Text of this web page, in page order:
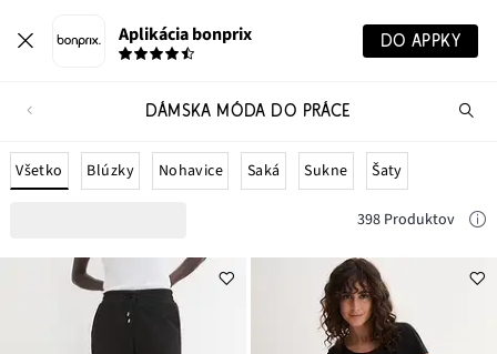
Aplikácia bonprix DO APPKY
DÁMSKA MÓDA DO PRÁCE
Všetko Blúzky Nohavice Saká Sukne Šaty
398 Produktov